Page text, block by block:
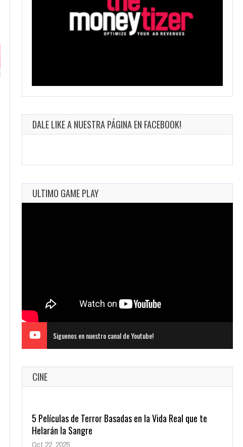
DALE LIKE A NUESTRA PÁGINA EN FACEBOOK!
ULTIMO GAME PLAY
Siguenos en nuestro canal de Youtube!
CINE
5 Películas de Terror Basadas en la Vida Real que te
Helarán la Sangre
Oct 22, 2025